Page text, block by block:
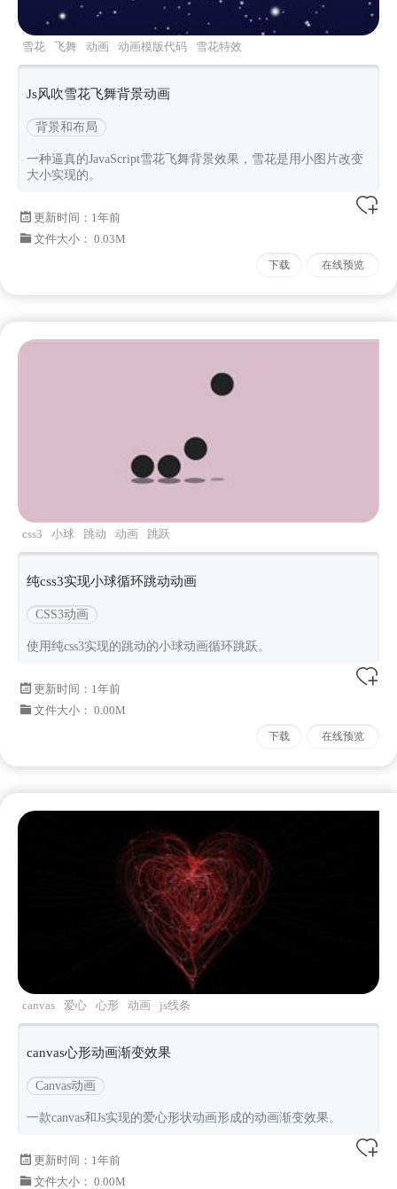
雪花 飞舞 动画 动画模版代码 雪花特效
Js风吹雪花飞舞背景动画
背景和布局
一种逼真的JavaScript雪花飞舞背景效果，雪花是用小图片改变
大小实现的。
更新时间： 1年前
文件大小： 0.03M
下载 在线预览
css3 小球 跳动 动画 跳跃
纯css3实现小球循环跳动动画
CSS3动画
使用纯css3实现的跳动的小球动画循环跳跃。
更新时间： 1年前
文件大小： 0.00M
下载 在线预览
canvas 爱心 心形 动画 js线条
canvas心形动画渐变效果
Canvas动画
一款canvas和Js实现的爱心形状动画形成的动画渐变效果。
更新时间： 1年前
文件大小： 0.00M